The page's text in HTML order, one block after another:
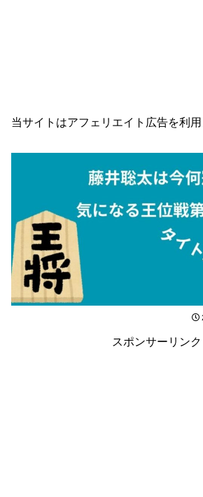
当サイトはアフェリエイト広告を利用
スポンサーリンク